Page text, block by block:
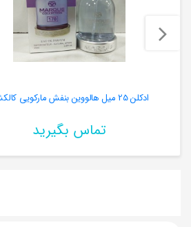
ادکلن 25 میل هالووین بنفش مارکویی کالکشن
تماس بگیرید